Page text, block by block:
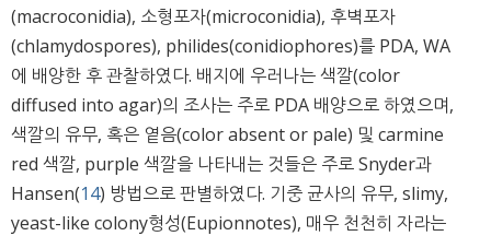
(macroconidia), 소형포자(microconidia), 후벽포자
(chlamydospores), philides(conidiophores)를 PDA, WA
에 배양한 후 관찰하였다. 배지에 우러나는 색깔(color
diffused into agar)의 조사는 주로 PDA 배양으로 하였으며,
색깔의 유무, 혹은 옅음(color absent or pale) 및 carmine
red 색깔, purple 색깔을 나타내는 것들은 주로 Snyder과
Hansen(14) 방법으로 판별하였다. 기중 균사의 유무, slimy,
yeast-like colony형성(Eupionnotes), 매우 천천히 자라는